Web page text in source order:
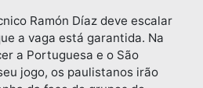
Ramón Díaz deve escalar
a vaga está garantida. Na
a Portuguesa e o São
jogo, os paulistanos irão